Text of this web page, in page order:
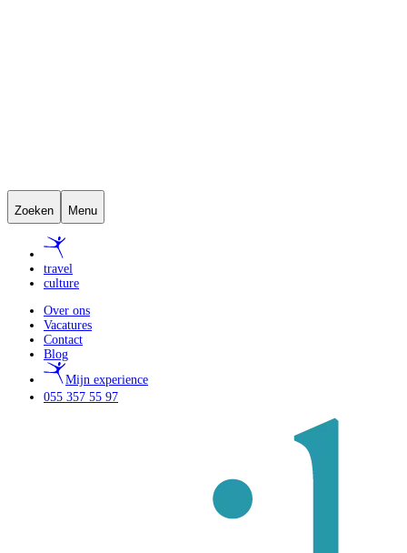
Zoeken Menu
travel
culture
Over ons
Vacatures
Contact
Blog
Mijn experience
055 357 55 97